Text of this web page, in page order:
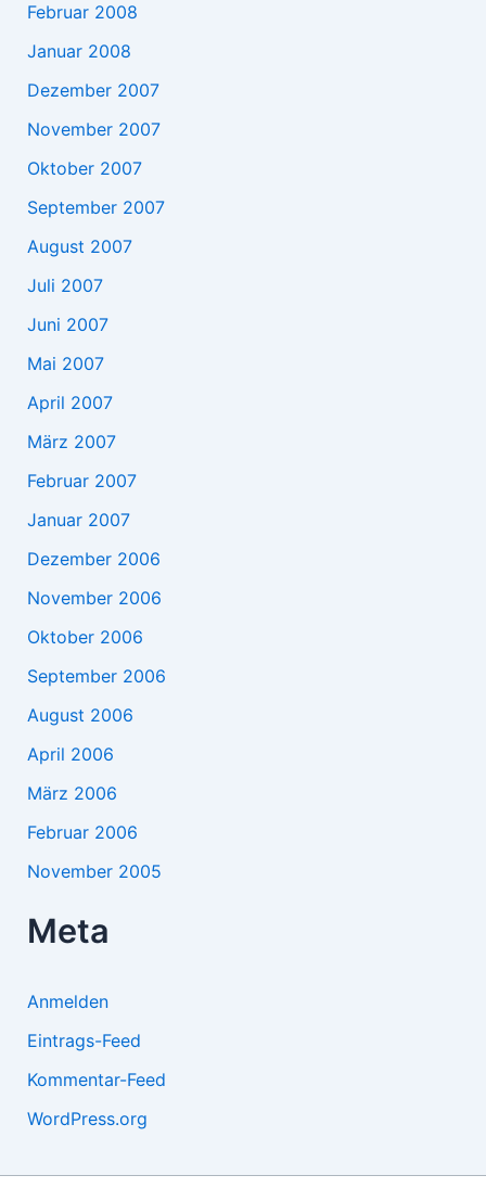
Februar 2008
Januar 2008
Dezember 2007
November 2007
Oktober 2007
September 2007
August 2007
Juli 2007
Juni 2007
Mai 2007
April 2007
März 2007
Februar 2007
Januar 2007
Dezember 2006
November 2006
Oktober 2006
September 2006
August 2006
April 2006
März 2006
Februar 2006
November 2005
Meta
Anmelden
Eintrags-Feed
Kommentar-Feed
WordPress.org